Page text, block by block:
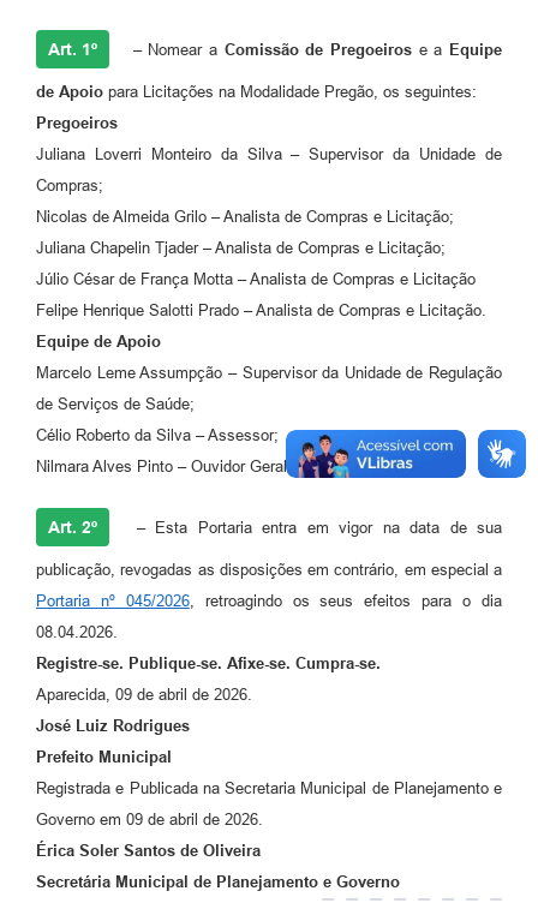
Jornal
Agenda
Notícias
FAQ
Art. 1º – Nomear a Comissão de Pregoeiros e a Equipe
de Apoio para Licitações na Modalidade Pregão, os seguintes:
Pregoeiros
Juliana Loverri Monteiro da Silva – Supervisor da Unidade de
Compras;
Nicolas de Almeida Grilo – Analista de Compras e Licitação;
Juliana Chapelin Tjader – Analista de Compras e Licitação;
Júlio César de França Motta – Analista de Compras e Licitação
Felipe Henrique Salotti Prado – Analista de Compras e Licitação.
Equipe de Apoio
Marcelo Leme Assumpção – Supervisor da Unidade de Regulação
de Serviços de Saúde;
Célio Roberto da Silva – Assessor;
Nilmara Alves Pinto – Ouvidor Geral.
Art. 2º – Esta Portaria entra em vigor na data de sua
publicação, revogadas as disposições em contrário, em especial a
Portaria nº 045/2026, retroagindo os seus efeitos para o dia
08.04.2026.
Registre-se. Publique-se. Afixe-se. Cumpra-se.
Aparecida, 09 de abril de 2026.
José Luiz Rodrigues
Prefeito Municipal
Registrada e Publicada na Secretaria Municipal de Planejamento e
Governo em 09 de abril de 2026.
Érica Soler Santos de Oliveira
Secretária Municipal de Planejamento e Governo